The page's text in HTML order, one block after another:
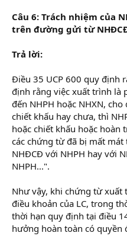
Câu 6: Trách nhiệm của
trên đường gửi từ
Trả lời:
Điều 35 UCP 600 quy định
định rằng việc xuất trình là
đến NHPH hoặc NHXN,
chiết khấu hay chưa, thì
hoặc chiết khấu hoặc hoàn
các chứng từ đã bị mất
NHĐCĐ với NHPH hay với
NHPH...".
Như vậy, khi chứng từ
điều khoản của LC, trong
thời hạn quy định tại điều
hưởng hoàn toàn có quyền